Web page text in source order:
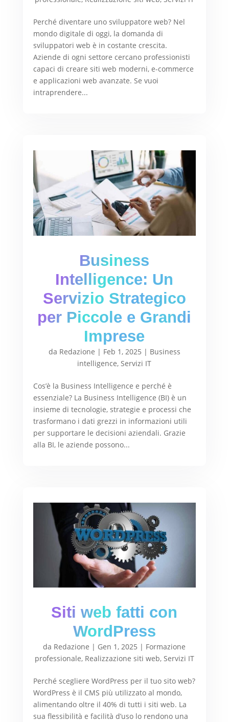
Perché diventare uno sviluppatore web? Nel
mondo digitale di oggi, la domanda di
sviluppatori web è in costante crescita.
Aziende di ogni settore cercano professionisti
capaci di creare siti web moderni, e-commerce
e applicazioni web avanzate. Se vuoi
intraprendere...
Business
Intelligence: Un
Servizio Strategico
per Piccole e Grandi
Imprese
da Redazione | Feb 1, 2025 | Business
intelligence,Servizi IT
Cos’è la Business Intelligence e perché è
essenziale? La Business Intelligence (BI) è un
insieme di tecnologie, strategie e processi che
trasformano i dati grezzi in informazioni utili
per supportare le decisioni aziendali. Grazie
alla BI, le aziende possono...
Siti web fatti con
WordPress
da Redazione | Gen 1, 2025 | Formazione
professionale, Realizzazione siti web, Servizi IT
Perché scegliere WordPress per il tuo sito web?
WordPress è il CMS più utilizzato al mondo,
alimentando oltre il 40% di tutti i siti web. La
sua flessibilità e facilità d’uso lo rendono una